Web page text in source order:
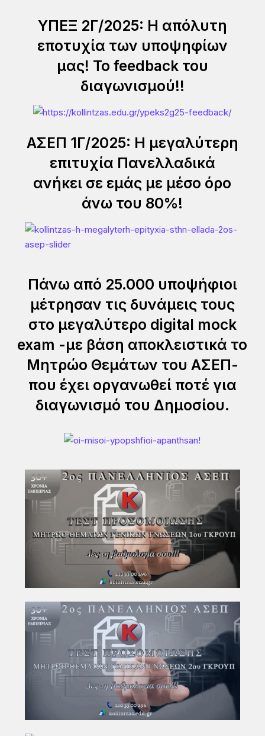
ΥΠΕΞ 2Γ/2025: Η απόλυτη
εποτυχία των υποψηφίων
μας! Το feedback του
διαγωνισμού!!
ΑΣΕΠ 1Γ/2025: Η μεγαλύτερη
επιτυχία Πανελλαδικά
ανήκει σε εμάς με μέσο όρο
άνω του 80%!
Πάνω από 25.000 υποψήφιοι
μέτρησαν τις δυνάμεις τους
στο μεγαλύτερο digital mock
exam -με βάση αποκλειστικά το
Μητρώο Θεμάτων του ΑΣΕΠ-
που έχει οργανωθεί ποτέ για
διαγωνισμό του Δημοσίου.